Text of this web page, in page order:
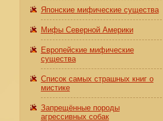
Японские мифические существа
Мифы Северной Америки
Европейские мифические
существа
Список самых страшных книг о
мистике
Запрещённые породы
агрессивных собак